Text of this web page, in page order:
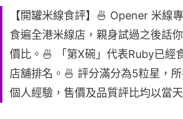
【開罐米線食評】🍜 Opener 米線
食遍全港米線店，親身試過之後話
價比。🍜 「第X碗」代表Ruby已經
店舖排名。🍜 評分滿分為5粒星，
個人經驗，售價及品質評比均以當天